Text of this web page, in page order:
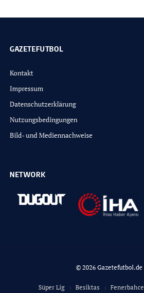
GAZETEFUTBOL
Kontakt
Impressum
Datenschutzerklärung
Nutzungsbedingungen
Bild- und Mediennachweise
NETWORK
© 2026 Gazetefutbol.de
Süper Lig Besiktas Fenerbahce